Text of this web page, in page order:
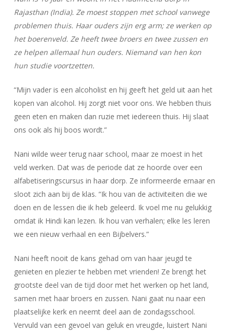
Rajasthan (India). Ze moest stoppen met school vanwege
problemen thuis. Haar ouders zijn erg arm; ze werken op
het boerenveld. Ze heeft twee broers en twee zussen en
ze helpen allemaal hun ouders. Niemand van hen kon
hun studie voortzetten.
“Mijn vader is een alcoholist en hij geeft het geld uit aan het
kopen van alcohol. Hij zorgt niet voor ons. We hebben thuis
geen eten en maken dan ruzie met iedereen thuis. Hij slaat
ons ook als hij boos wordt.”
Nani wilde weer terug naar school, maar ze moest in het
veld werken. Dat was de periode dat ze hoorde over een
alfabetiseringscursus in haar dorp. Ze informeerde ernaar en
sloot zich aan bij de klas. “Ik hou van de activiteiten die we
doen en de lessen die ik heb geleerd. Ik voel me nu gelukkig
omdat ik Hindi kan lezen. Ik hou van verhalen; elke les leren
we een nieuw verhaal en een Bijbelvers.”
Nani heeft nooit de kans gehad om van haar jeugd te
genieten en plezier te hebben met vrienden! Ze brengt het
grootste deel van de tijd door met het werken op het land,
samen met haar broers en zussen. Nani gaat nu naar een
plaatselijke kerk en neemt deel aan de zondagsschool.
Vervuld van een gevoel van geluk en vreugde, luistert Nani